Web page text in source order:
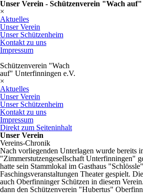
Unser Verein - Schützenverein "Wach
×
Aktuelles
Unser Verein
Unser Schützenheim
Kontakt zu uns
Impressum
Schützenverein "Wach
auf" Unterfinningen e.V.
×
Aktuelles
Unser Verein
Unser Schützenheim
Kontakt zu uns
Impressum
Direkt zum Seiteninhalt
Unser Verein
Vereins-Chronik
Nach vorliegenden Unterlagen wurde bereits
"Zimmerstutzengesellschaft Unterfinningen"
hatte sein Stammlokal im Gasthaus
Faschingsveranstaltungen Theater gespielt.
auch Oberfinninger Schützen in diesem
dann den Schützenverein "Hubertus"